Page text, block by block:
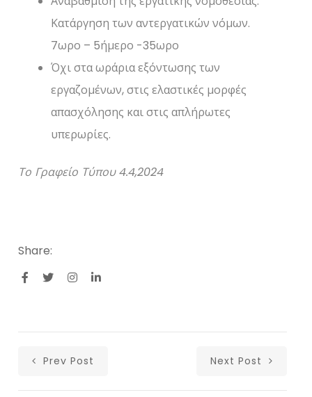
Κατάργηση των αντεργατικών νόμων.
7ωρο – 5ήμερο -35ωρο
Όχι στα ωράρια εξόντωσης των
εργαζομένων, στις ελαστικές μορφές
απασχόλησης και στις απλήρωτες
υπερωρίες.
Το Γραφείο Τύπου 4.4,2024
Share:
Prev Post Next Post